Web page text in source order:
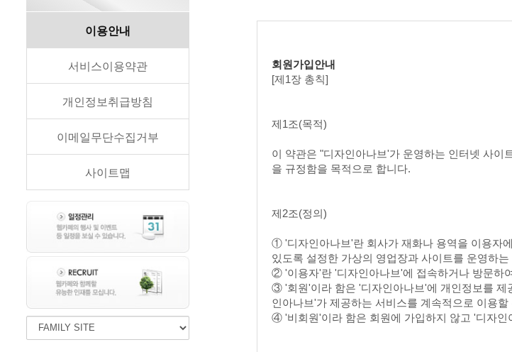
이용안내
서비스이용약관
개인정보취급방침
이메일무단수집거부
사이트맵
회원가입안내
[제1장 총칙]
제1조(목적)
이 약관은 "디자인아나브'가 운영하는 인터넷 사이
을 규정함을 목적으로 합니다.
제2조(정의)
① '디자인아나브'란 회사가 재화나 용역을 이용자
있도록 설정한 가상의 영업장과 사이트를 운영하
② '이용자'란 '디자인아나브'에 접속하거나 방문하
③ '회원'이라 함은 '디자인아나브'에 개인정보를 제
인아나브'가 제공하는 서비스를 계속적으로 이용
④ '비회원'이라 함은 회원에 가입하지 않고 '디자